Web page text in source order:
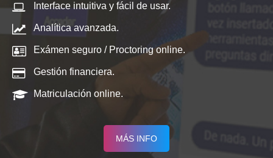
Interface intuitiva y fácil de usar.
Analítica avanzada.
Exámen seguro / Proctoring online.
Gestión financiera.
Matriculación online.
MÁS INFO